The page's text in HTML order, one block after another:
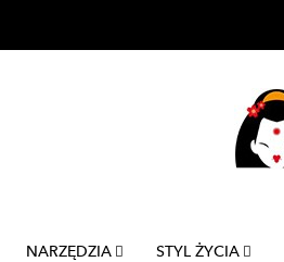
NARZĘDZIA STYL ŻYCIA